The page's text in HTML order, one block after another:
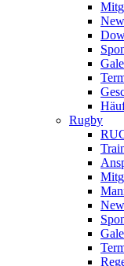
Rugby